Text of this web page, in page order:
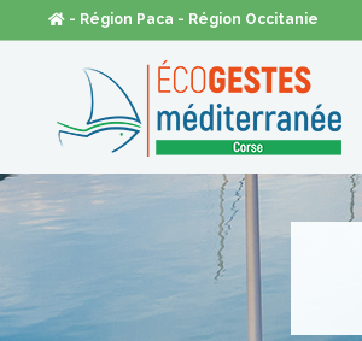
- Région Paca - Région Occitanie